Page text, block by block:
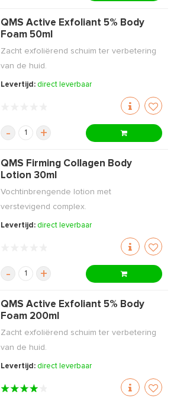
QMS Active Exfoliant 5% Body
Foam 50ml
Zacht exfoliërend schuim ter verbetering
van de huid.
Levertijd: direct leverbaar
- +
QMS Firming Collagen Body
Lotion 30ml
Vochtinbrengende lotion met
verstevigend complex.
Levertijd: direct leverbaar
- +
QMS Active Exfoliant 5% Body
Foam 200ml
Zacht exfoliërend schuim ter verbetering
van de huid.
Levertijd: direct leverbaar